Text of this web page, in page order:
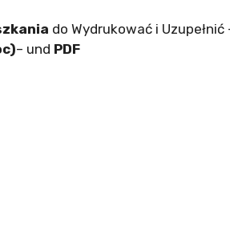
do Wydrukować i Uzupełnić
– und PDF